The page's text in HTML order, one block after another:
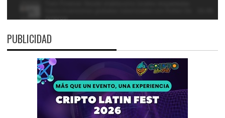
PUBLICIDAD